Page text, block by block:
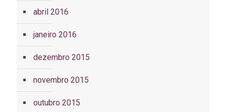
abril 2016
janeiro 2016
dezembro 2015
novembro 2015
outubro 2015